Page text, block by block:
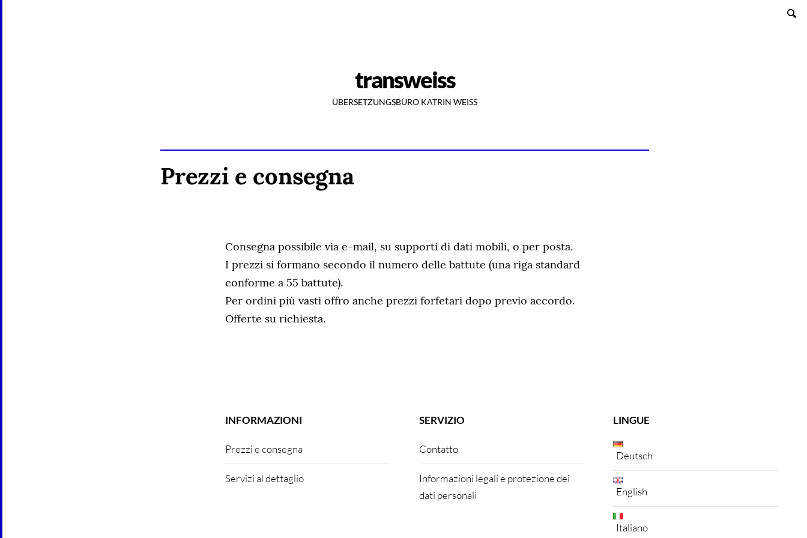
transweiss
ÜBERSETZUNGSBÜRO KATRIN WEISS
Prezzi e consegna
Consegna possibile via e-mail, su supporti di dati mobili, o per posta.
I prezzi si formano secondo il numero delle battute (una riga standard
conforme a 55 battute).
Per ordini più vasti offro anche prezzi forfetari dopo previo accordo.
Offerte su richiesta.
INFORMAZIONI
Prezzi e consegna
Servizi al dettaglio
SERVIZIO
Contatto
Informazioni legali e protezione dei
dati personali
LINGUE
Deutsch
English
Italiano